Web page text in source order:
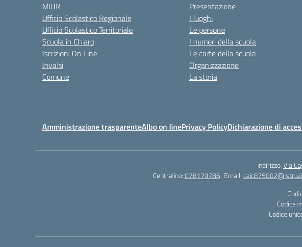
MIUR
Ufficio Scolastico Regionale
Ufficio Scolastico Territoriale
Scuola in Chiaro
Iscrizioni On Line
Invalsi
Comune
Presentazione
I luoghi
Le persone
I numeri della scuola
Le carte della scuola
Organizzazione
La storia
Amministrazione trasparenteAlbo on linePrivacy PolicyDichiarazione di
Indirizzo:Via
Centralino:078170786 Email:
Codice
Codice